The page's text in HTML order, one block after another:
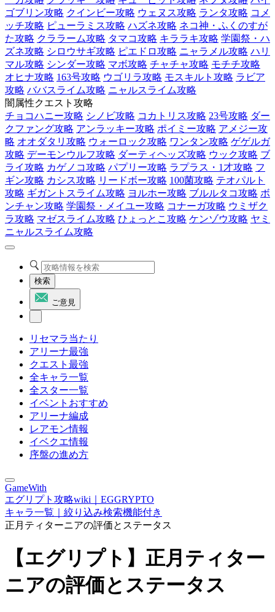
ゴブリン攻略 クインビー攻略 ウェヌス攻略 ランタ攻略 コメ
ッチ攻略 ピューラミス攻略 ハズネ攻略 ネコ神・ふくのすが
た攻略 クララーム攻略 タマコ攻略 キララキ攻略 学園祭・ハ
ズネ攻略 シロウサギ攻略 ピエドロ攻略 ニャラメル攻略 ハリ
マル攻略 シンダー攻略 マボ攻略 チャチャ攻略 モチチ攻略
オヒナ攻略 163号攻略 ウゴリラ攻略 モスキルト攻略 ラビア
攻略 ババスライム攻略 ニャルスライム攻略
闇属性クエスト攻略
チョコハニー攻略 シノビ攻略 コカトリス攻略 23号攻略 ダー
クファング攻略 アンラッキー攻略 ポイミー攻略 アメジー攻
略 オオダタリ攻略 ウォーロック攻略 ワンタン攻略 ゲゲルガ
攻略 デーモンウルフ攻略 ダーティヘッズ攻略 ウック攻略 ブ
ライ攻略 カゲノコ攻略 パプリー攻略 ラプラス・1才攻略 フ
ギン攻略 カシス攻略 リードボー攻略 100菌攻略 テオパルト
攻略 ギガントスライム攻略 ヨルホー攻略 ブルルタコ攻略 ボ
ンチャン攻略 学園祭・メイユー攻略 コナーガ攻略 ウミザク
ラ攻略 マゼスライム攻略 ひょっとこ攻略 ケンゾウ攻略 ヤミ
ニャルスライム攻略
検索
ご意見
リセマラ当たり
アリーナ最強
クエスト最強
全キャラ一覧
全スター一覧
イベントおすすめ
アリーナ編成
レアモン情報
イベクエ情報
序盤の進め方
GameWith
エグリプト攻略wiki｜EGGRYPTO
キャラ一覧｜絞り込み検索機能付き
正月ティターニアの評価とステータス
【エグリプト】正月ティター
ニアの評価とステータス